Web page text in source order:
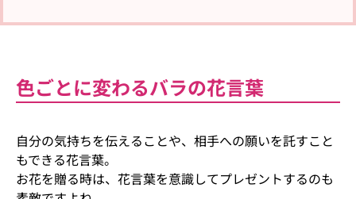
色ごとに変わるバラの花言葉
自分の気持ちを伝えることや、相手への願いを託すこと
もできる花言葉。
お花を贈る時は、花言葉を意識してプレゼントするのも